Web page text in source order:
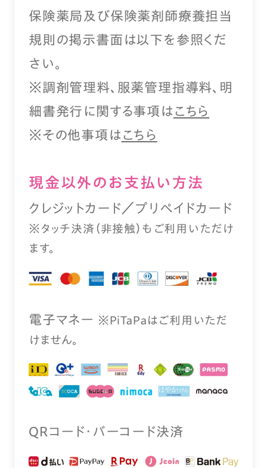
保険薬局及び保険薬剤師療養担当
規則の掲示書面は以下を参照くだ
さい。
※調剤管理料、服薬管理指導料、明
細書発行に関する事項は こちら
※その他事項は こちら
現⾦以外のお⽀払い⽅法
クレジットカード／プリペイドカード
※タッチ決済（⾮接触）もご利⽤いただけ
ます。
電⼦マネー ※PiTaPaはご利⽤いただ
けません。
QRコード・バーコード決済